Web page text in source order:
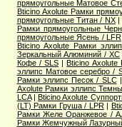
прямоугольные Матовое
Bticino Axolute Рамки
прямоугольные Титан / NX|
Рамки прямоугольные
прямоугольные Ясень / LFR
Bticino Axolute Рамки
Зеркальный Алюминий / XC
Кофе / SLS|Bticino Axolute
эллипс Матовое серебро /
Рамки эллипс Песок / SLC
Axolute Рамки эллипс
LCA|Bticino Axolute
(LT) Рамки Груша / LPR|
Рамки Желе Оранжевое /
Рамки Жемчужный